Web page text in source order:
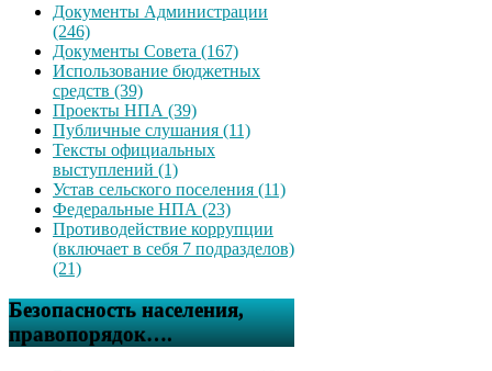
Документы Администрации
(246)
Документы Совета (167)
Использование бюджетных
средств (39)
Проекты НПА (39)
Публичные слушания (11)
Тексты официальных
выступлений (1)
Устав сельского поселения (11)
Федеральные НПА (23)
Противодействие коррупции
(включает в себя 7 подразделов)
(21)
Безопасность населения,
правопорядок….